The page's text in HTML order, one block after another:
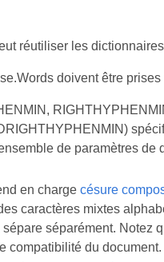
réutiliser les
doivent être prises
de paramètres de
en charge césure
caractères mixtes
séparément. Notez
compatibilité du document.